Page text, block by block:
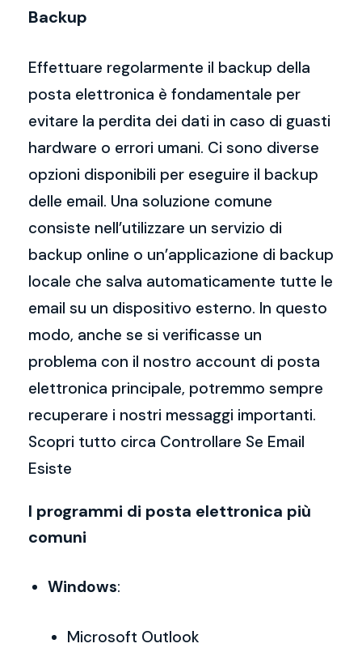
Backup
Effettuare regolarmente il backup della
posta elettronica è fondamentale per
evitare la perdita dei dati in caso di guasti
hardware o errori umani. Ci sono diverse
opzioni disponibili per eseguire il backup
delle email. Una soluzione comune
consiste nell’utilizzare un servizio di
backup online o un’applicazione di backup
locale che salva automaticamente tutte le
email su un dispositivo esterno. In questo
modo, anche se si verificasse un
problema con il nostro account di posta
elettronica principale, potremmo sempre
recuperare i nostri messaggi importanti.
Scopri tutto circa Controllare Se Email
Esiste
I programmi di posta elettronica più
comuni
Windows:
Microsoft Outlook